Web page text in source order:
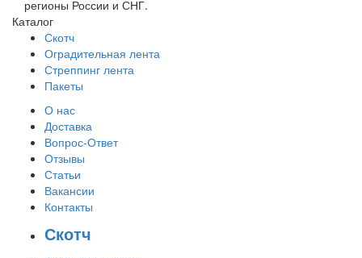
регионы России и СНГ.
Каталог
Скотч
Оградительная лента
Стреппинг лента
Пакеты
О нас
Доставка
Вопрос-Ответ
Отзывы
Статьи
Вакансии
Контакты
Скотч